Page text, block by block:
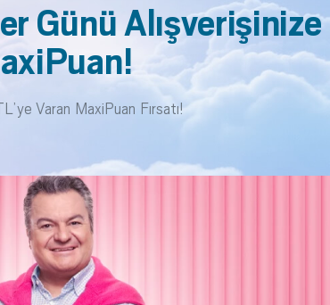
Günü Alışverişinize
Varan MaxiPuan Fırsatı!